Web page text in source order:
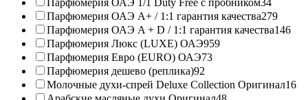
Парфюмерия ОАЭ 1/1 Duty Free с пробником34
Парфюмерия ОАЭ A+ / 1:1 гарантия качества279
Парфюмерия ОАЭ A + D / 1:1 гарантия качества146
Парфюмерия Люкс (LUXE) ОАЭ959
Парфюмерия Евро (EURO) ОАЭ73
Парфюмерия дешево (реплика)92
Молочные духи-спрей Deluxe Collection Оригинал16